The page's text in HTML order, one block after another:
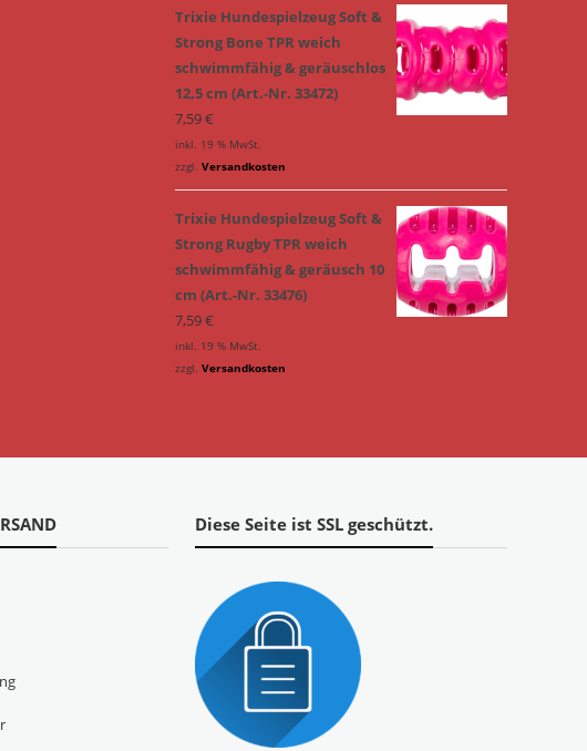
Trixie Hundespielzeug Soft &
Strong Bone TPR weich
schwimmfähig & geräuschlos
12,5 cm (Art.-Nr. 33472)
7,59€
inkl. 19 % MwSt.
zzgl. Versandkosten
Trixie Hundespielzeug Soft &
Strong Rugby TPR weich
schwimmfähig & geräusch 10
cm (Art.-Nr. 33476)
7,59€
inkl. 19 % MwSt.
zzgl. Versandkosten
Diese Seite ist SSL geschützt.